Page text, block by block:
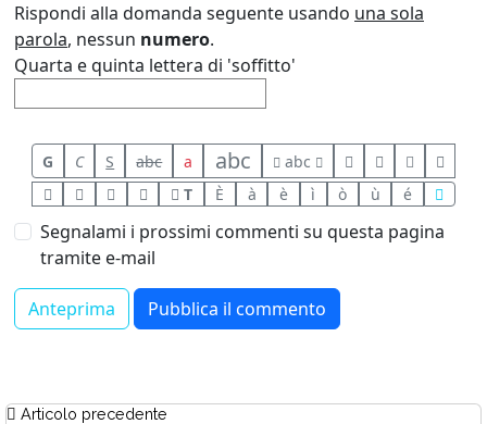
Rispondi alla domanda seguente usando una sola
parola, nessun numero.
Quarta e quinta lettera di 'soffitto'
G C S abc a abc
abc
T
È à è ì ò ù é
Segnalami i prossimi commenti su questa pagina
tramite e-mail
Articolo precedente